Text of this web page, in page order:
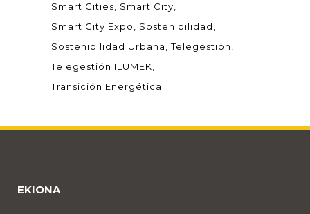
Smart Cities
Smart City
Smart City Expo
Sostenibilidad
Sostenibilidad Urbana
Telegestión
Telegestión ILUMEK
Transición Energética
EKIONA